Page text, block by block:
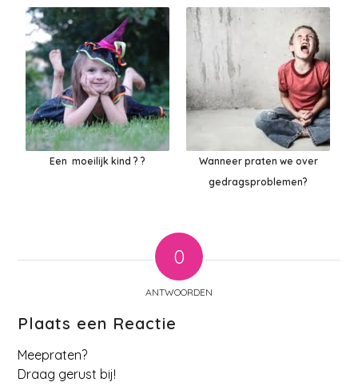
Een moeilijk kind ? ?
Wanneer praten we over
gedragsproblemen?
0
ANTWOORDEN
Plaats een Reactie
Meepraten?
Draag gerust bij!